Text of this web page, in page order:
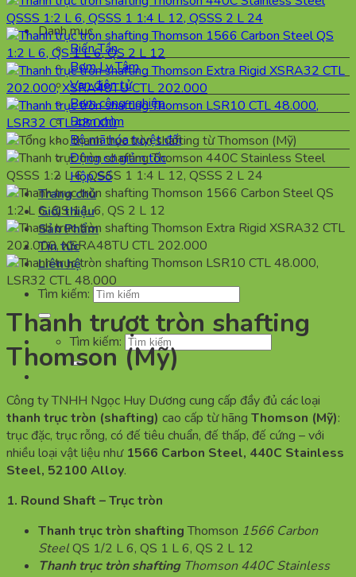
Danh mục
Biến Tần
Bơm Ly Tâm
Van điện tử
Bơm công nghiệp
Bơm chìm
Bộ mã hóa tuyệt đối
Động cơ giảm tốc
Hộp Số
Trang chủ
Giới thiệu
Sản Phẩm
Tin tức
Liên hệ
Tìm kiếm:
Tìm kiếm:
Thanh trượt tròn shafting
Thomson (Mỹ)
Công ty TNHH Ngọc Huy Dương cung cấp đầy đủ các loại
thanh trục tròn (shafting) cao cấp từ hãng Thomson (Mỹ):
trục đặc, trục rỗng, có đế tiêu chuẩn, đế thấp, đế cứng – với
nhiều loại vật liệu như 1566 Carbon Steel, 440C Stainless
Steel, 52100 Alloy.
1. Round Shaft – Trục tròn
Thanh trục tròn shaftingThomson 1566 Carbon
SteelQS 1/2 L 6, QS 1 L 6, QS 2 L 12
Thanh trục tròn shaftingThomson 440C Stainless